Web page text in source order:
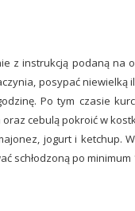
z instrukcją podaną na
posypać
Po tym czasie
cebulą pokroić w
jogurt i
schłodzoną po minimum